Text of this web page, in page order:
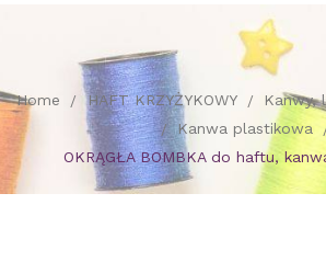
Home HAFT KRZYŻYKOWY
Kanwy,
Kanwa plastikowa
OKRĄGŁA BOMBKA do haftu,